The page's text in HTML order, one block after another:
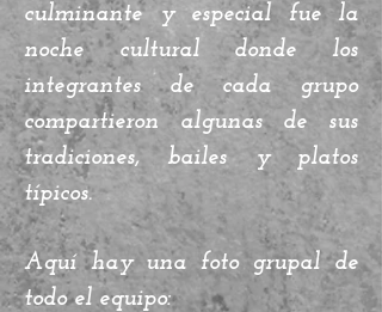
culminante y especial fue la
noche cultural donde los
integrantes de cada grupo
compartieron algunas de sus
tradiciones, bailes y platos
típicos.
Aquí hay una foto grupal de
todo el equipo: